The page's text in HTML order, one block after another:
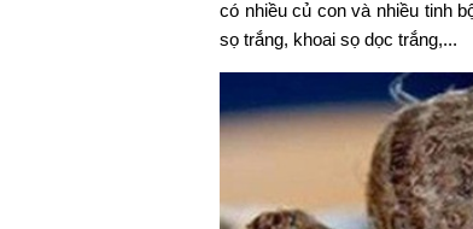
có nhiều củ con và nhiều tinh
sọ trắng, khoai sọ dọc trắng,...